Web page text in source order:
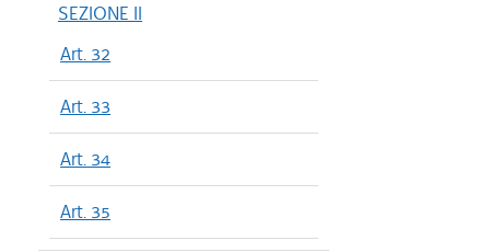
SEZIONE II
Art. 32
Art. 33
Art. 34
Art. 35